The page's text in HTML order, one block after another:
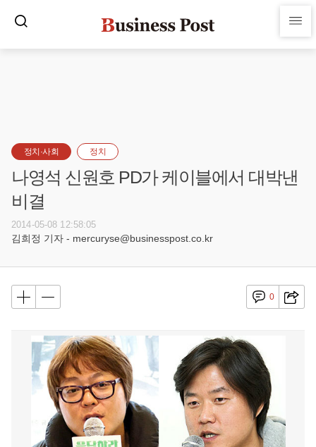
정치·사회 정치
나영석 신원호 PD가 케이블에서 대박낸
비결
2014-05-08 12:58:05
김희정 기자 - mercuryse@businesspost.co.kr
0